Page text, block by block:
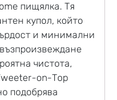
пищялка. Тя
купол, който
и минимални
чистота,
on-Top
подобрява